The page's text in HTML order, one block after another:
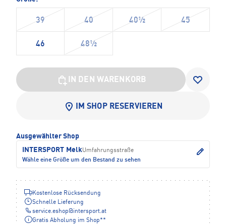
39 40 40½ 45
46 48½
IN DEN WARENKORB
IM SHOP RESERVIEREN
Ausgewählter Shop
INTERSPORT MelkUmfahrungsstraße
Wähle eine Größe um den Bestand zu sehen
Kostenlose Rücksendung
Schnelle Lieferung
service.eshop@intersport.at
Gratis Abholung im Shop**